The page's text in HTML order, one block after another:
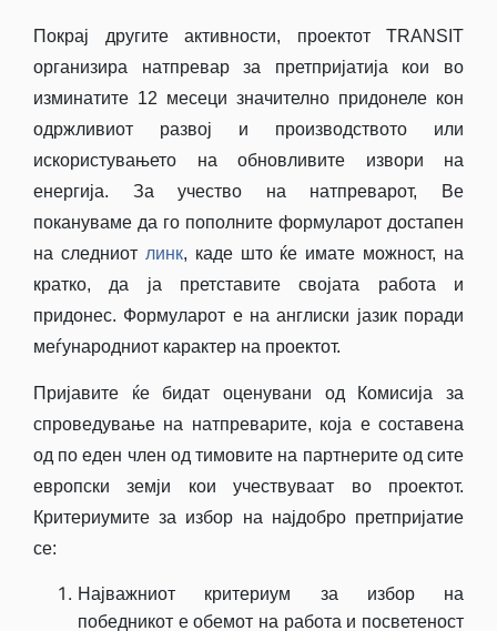
Покрај другите активности, проектот TRANSIT
организира натпревар за претпријатија кои во
изминатите 12 месеци значително придонеле кон
одржливиот развој и производството или
искористувањето на обновливите извори на
енергија. За учество на натпреварот, Ве
покануваме да го пополните формуларот достапен
на следниот линк, каде што ќе имате можност, на
кратко, да ја претставите својата работа и
придонес. Формуларот е на англиски јазик поради
меѓународниот карактер на проектот.
Пријавите ќе бидат оценувани од Комисија за
спроведување на натпреварите, која е составена
од по еден член од тимовите на партнерите од сите
европски земји кои учествуваат во проектот.
Критериумите за избор на најдобро претпријатие
се:
Најважниот критериум за избор на
победникот е обемот на работа и посветеност